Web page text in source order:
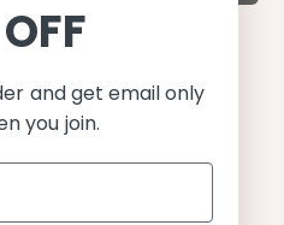
and get email only
you join.